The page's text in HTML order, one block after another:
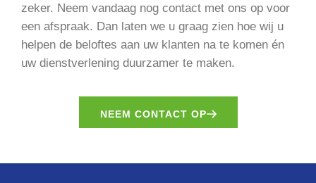
zeker. Neem vandaag nog contact met ons op voor
een afspraak. Dan laten we u graag zien hoe wij u
helpen de beloftes aan uw klanten na te komen én
uw dienstverlening duurzamer te maken.
NEEM CONTACT OP